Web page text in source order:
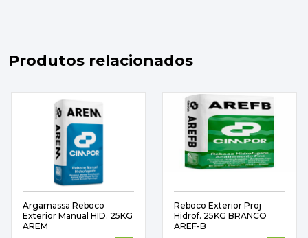
Produtos relacionados
Argamassa Reboco
Exterior Manual HID. 25KG
AREM
Reboco Exterior Proj
Hidrof. 25KG BRANCO
AREF-B